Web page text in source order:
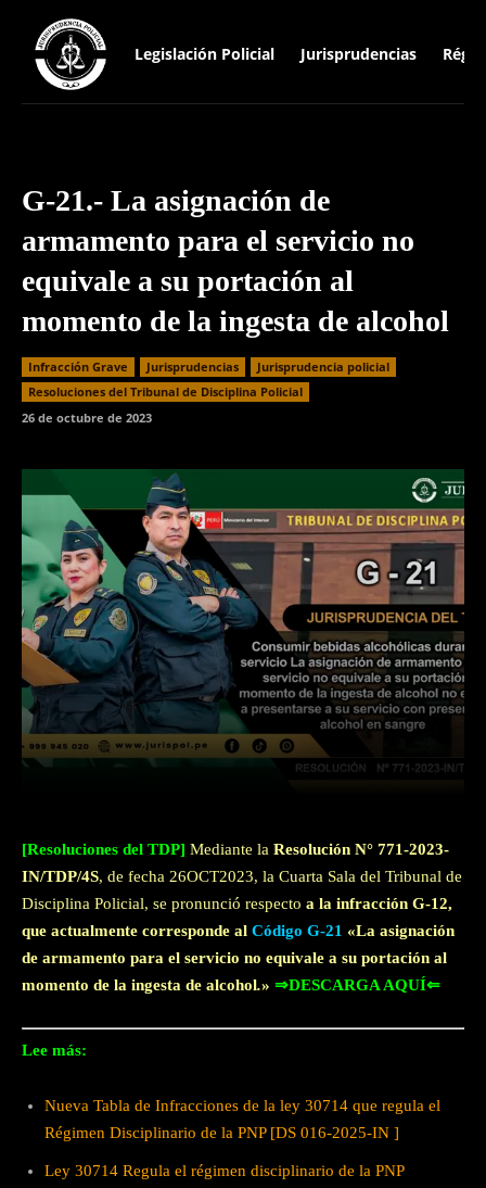
Legislación Policial Jurisprudencias
G-21.- La asignación de
armamento para el servicio no
equivale a su portación al
momento de la ingesta de alcohol
Infracción Grave Jurisprudencias
Jurisprudencia policial
Resoluciones del Tribunal de Disciplina Policial
26 de octubre de 2023
WhatsApp
[Resoluciones del TDP] Mediante la Resolución N° 771-2023-
IN/TDP/4S, de fecha 26OCT2023, la Cuarta Sala del Tribunal de
Disciplina Policial, se pronunció respecto a la infracción G-12,
que actualmente corresponde al Código G-21 «La asignación
de armamento para el servicio no equivale a su portación al
momento de la ingesta de alcohol.» ⇒DESCARGA AQUÍ⇐
Lee más:
Nueva Tabla de Infracciones de la ley 30714 que regula el
Régimen Disciplinario de la PNP [DS 016-2025-IN ]
Ley 30714 Regula el régimen disciplinario de la PNP